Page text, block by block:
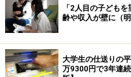
5年経過した積立分は、住宅以
のでも非課税になるのです。こ
す。
金利が非常に低い今は大きな差
「2人目の子ども
齢や収入が壁に（
大学生の仕送りの
万9300円で3年連